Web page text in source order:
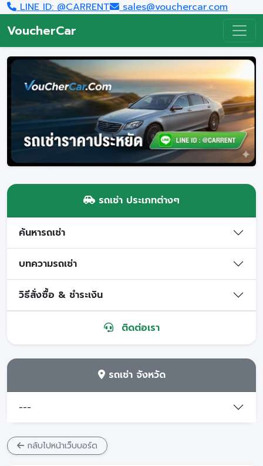
LINE ID: @CARRENT sales@vouchercar.com
VoucherCar
รถเช่า ประเภทต่างๆ
ค้นหารถเช่า
บทความรถเช่า
วิธีสั่งซื้อ & ชำระเงิน
ติดต่อเรา
รถเช่า จังหวัด
---
กลับไปหน้าเว็บบอร์ด